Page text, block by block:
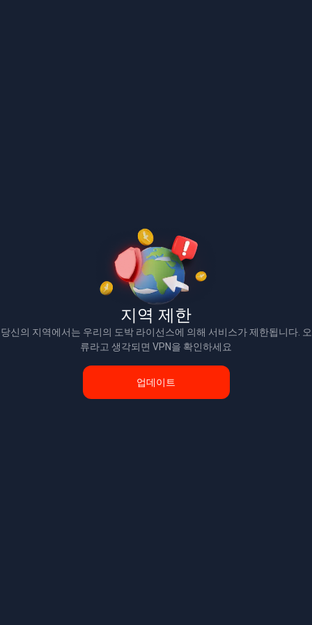
지역 제한
당신의 지역에서는 우리의 도박 라이선스에 의해 서비스가 제한됩니다. 오
류라고 생각되면 VPN을 확인하세요
업데이트